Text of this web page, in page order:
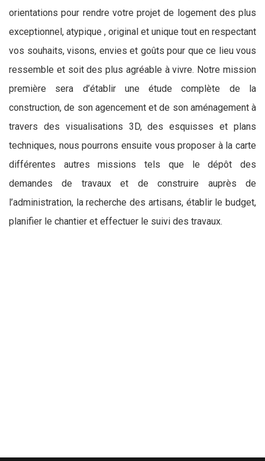
orientations pour rendre votre projet de logement des plus
exceptionnel, atypique , original et unique tout en respectant
vos souhaits, visons, envies et goûts pour que ce lieu vous
ressemble et soit des plus agréable à vivre. Notre mission
première sera d’établir une étude complète de la
construction, de son agencement et de son aménagement à
travers des visualisations 3D, des esquisses et plans
techniques, nous pourrons ensuite vous proposer à la carte
différentes autres missions tels que le dépôt des
demandes de travaux et de construire auprès de
l’administration, la recherche des artisans, établir le budget,
planifier le chantier et effectuer le suivi des travaux.